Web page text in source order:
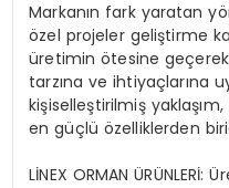
Markanın fark yaratan
özel projeler geliştirme
üretimin ötesine
tarzına ve ihtiyaçlarına
kişiselleştirilmiş
en güçlü özelliklerden
LİNEX ORMAN